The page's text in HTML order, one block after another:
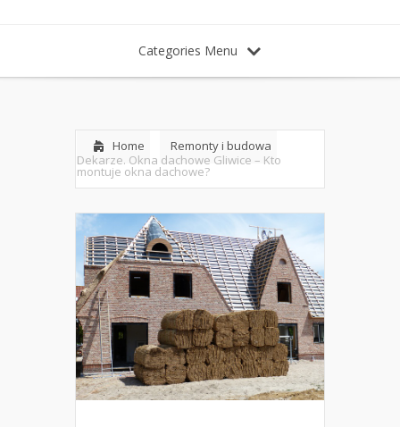
Categories Menu
Home
Remonty i budowa
Dekarze. Okna dachowe Gliwice – Kto
montuje okna dachowe?